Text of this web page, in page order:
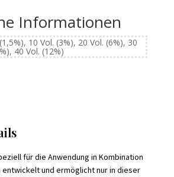
Informationen
10 Vol. (3%), 20 Vol. (6%), 30
40 Vol. (12%)
für die Anwendung in Kombination
und ermöglicht nur in dieser